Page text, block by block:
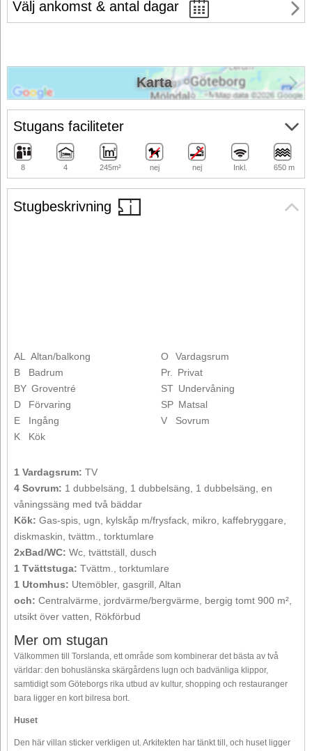
Välj ankomst & antal dagar
Stugbeskrivning
AL Altan/balkong
B
Badrum
BY Groventré
D
Förvaring
E
Ingång
K
Kök
O
Vardagsrum
Pr. Privat
ST Undervåning
SP Matsal
V
Sovrum
1 Vardagsrum: TV
4 Sovrum: 1 dubbelsäng, 1 dubbelsäng, 1 dubbelsäng, en
våningssäng med två bäddar
Kök: Gas-spis, ugn, kylskåp m/frysfack, mikro, kaffebryggare,
diskmaskin, tvättm., torktumlare
2xBad/WC: Wc, tvättställ, dusch
1 Tvättstuga: Tvättm., torktumlare
1 Utomhus: Utemöbler, gasgrill, Altan
och: Centralvärme, jordvärme/bergvärme, bergig tomt 900 m²,
utsikt över vatten, Rökförbud
Mer om stugan
Välkommen till Torslanda, ett område som kombinerar det bästa av två
världar: den bohuslänska skärgårdens lugn och badvänliga klippor,
samtidigt som Göteborgs rika utbud av kultur, shopping och restauranger
bara ligger en kort bilresa bort.
Huset
Den här villan sticker verkligen ut. Arkitekten har tänkt till, och huset ligger
Stugans faciliteter
8 4 245m² nej nej Inkl. 650 m
Karta